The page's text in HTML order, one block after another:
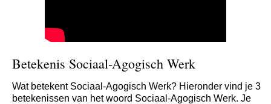
Betekenis Sociaal-Agogisch Werk
Wat betekent Sociaal-Agogisch Werk? Hieronder vind je 3
betekenissen van het woord Sociaal-Agogisch Werk. Je